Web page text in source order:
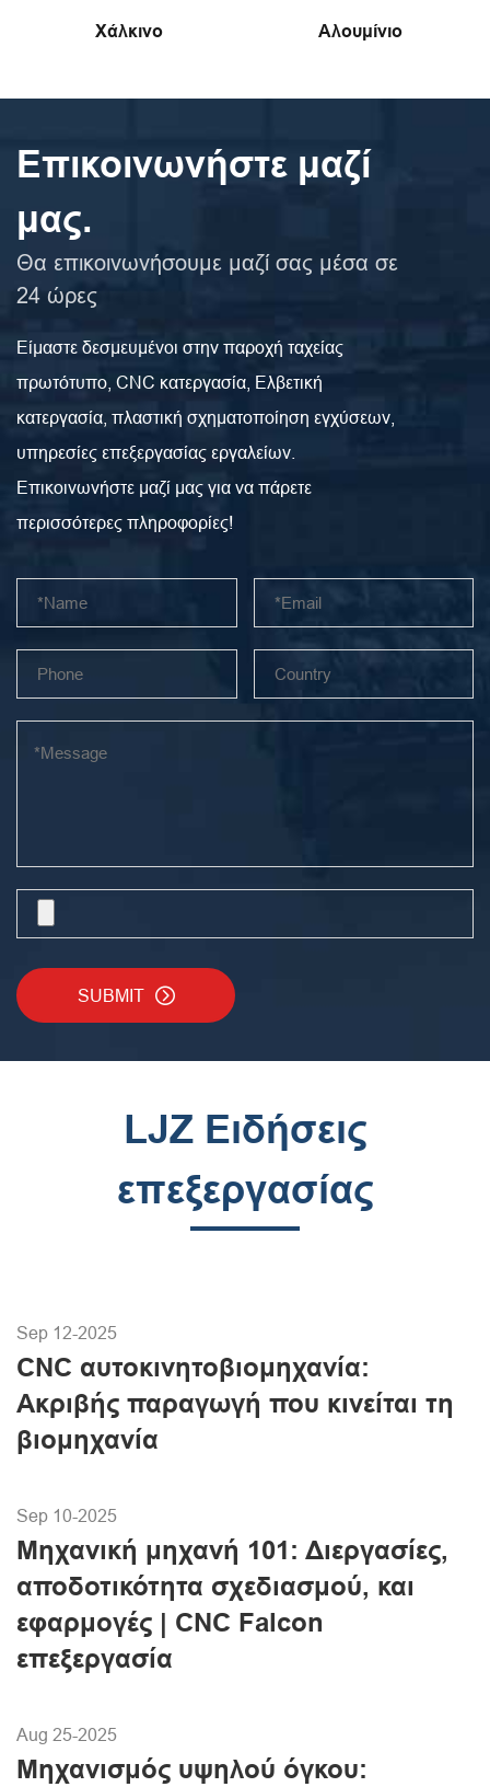
Χάλκινο Αλουμίνιο
Επικοινωνήστε μαζί
μας.
Θα επικοινωνήσουμε μαζί σας μέσα σε
24 ώρες
Είμαστε δεσμευμένοι στην παροχή ταχείας
πρωτότυπο, CNC κατεργασία, Ελβετική
κατεργασία, πλαστική σχηματοποίηση εγχύσεων,
υπηρεσίες επεξεργασίας εργαλείων.
Επικοινωνήστε μαζί μας για να πάρετε
περισσότερες πληροφορίες!
SUBMIT 
LJZ Ειδήσεις
επεξεργασίας
Sep 12-2025
CNC αυτοκινητοβιομηχανία:
Ακριβής παραγωγή που κινείται τη
βιομηχανία
Sep 10-2025
Μηχανική μηχανή 101: Διεργασίες,
αποδοτικότητα σχεδιασμού, και
εφαρμογές | CNC Falcon
επεξεργασία
Aug 25-2025
Μηχανισμός υψηλού όγκου: